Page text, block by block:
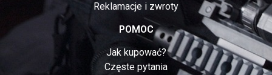
Reklamacje i zwroty
POMOC
Jak kupować?
Częste pytania